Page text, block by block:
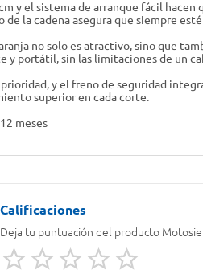
y el sistema de arranque fácil
la cadena asegura que siempre
no solo es atractivo, sino que
y portátil, sin las limitaciones de un
prioridad, y el freno de seguridad
superior en cada corte.
meses
Deja tu puntuación del producto